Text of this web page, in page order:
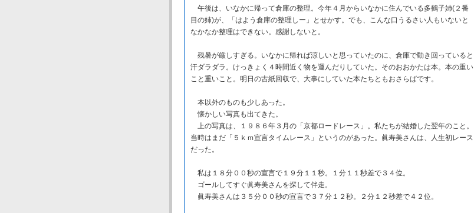
午後は、いなかに帰って倉庫の整理。今年４月からいなかに住んでいる多鶴子姉(２番
目の姉)が、「はよう倉庫の整理しー」とせかす。でも、こんな口うるさい人もいないと
なかなか整理はできない。感謝しないと。
残暑が厳しすぎる。いなかに帰れば涼しいと思っていたのに、倉庫で動き回っていると
汗ダラダラ。けっきょく４時間近く物を運んだりしていた。そのおおかたは本。本の重い
こと重いこと。明日の古紙回収で、大事にしていた本たちともおさらばです。
本以外のものも少しあった。
懐かしい写真も出てきた。
上の写真は、１９８６年３月の「京都ロードレース」。私たちが結婚した翌年のこと。
当時はまだ「５ｋｍ宣言タイムレース」というのがあった。眞寿美さんは、人生初レース
だった。
私は１８分００秒の宣言で１９分１１秒。１分１１秒差で３４位。
ゴールしてすぐ眞寿美さんを探して伴走。
眞寿美さんは３５分００秒の宣言で３７分１２秒。２分１２秒差で４２位。